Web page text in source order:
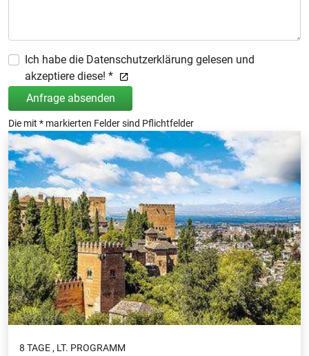
Ich habe die Datenschutzerklärung gelesen und
akzeptiere diese! *
Anfrage absenden
Die mit * markierten Felder sind Pflichtfelder
8 TAGE , LT. PROGRAMM